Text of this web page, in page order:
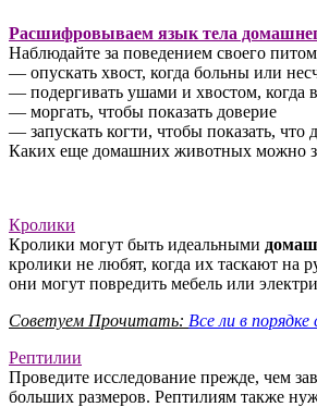
Расшифровываем язык тела
Наблюдайте за поведением своего
— опускать хвост, когда больны или
— подергивать ушами и хвостом, когда
— моргать, чтобы показать доверие
— запускать когти, чтобы показать, что
Каких еще домашних животных можно
Кролики
Кролики могут быть идеальными
кролики не любят, когда их таскают на
они могут повредить мебель или
Советуем Прочитать: Все ли в порядке
Рептилии
Проведите исследование прежде, чем
больших размеров. Рептилиям также